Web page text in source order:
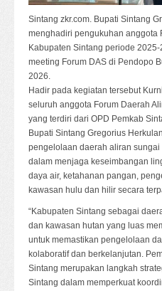
Sintang zkr.com. Bupati Sintang
menghadiri pengukuhan anggota
Kabupaten Sintang periode
meeting Forum DAS di Pendopo
2026.
Hadir pada kegiatan tersebut
seluruh anggota Forum Daerah
yang terdiri dari OPD Pemkab
Bupati Sintang Gregorius
pengelolaan daerah aliran
dalam menjaga keseimbangan
daya air, ketahanan pangan,
kawasan hulu dan hilir secara
“Kabupaten Sintang sebagai
dan kawasan hutan yang luas
untuk memastikan pengelolaan
kolaboratif dan berkelanjutan.
Sintang merupakan langkah
Sintang dalam memperkuat